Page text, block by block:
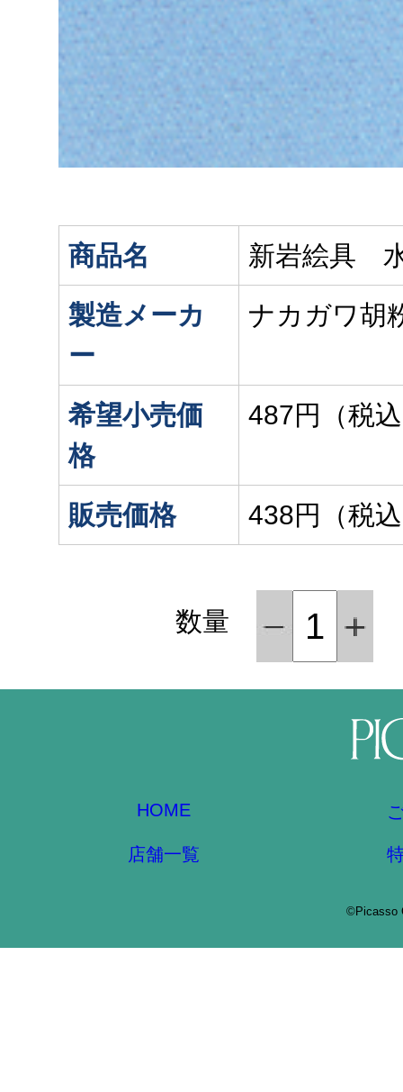
商品名
新岩絵具
製造メーカ
ー
ナカガワ胡
希望小売価
格
487円（税
販売価格 438円（税
数量
HOME
店舗一覧
©Picasso